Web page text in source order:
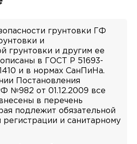
грунтовки ГФ
и
грунтовки и другим ее
в ГОСТ Р 51693-
и в нормах СанПиНа.
Постановления
№982 от 01.12.2009 все
в перечень
подлежит обязательной
регистрации и санитарному